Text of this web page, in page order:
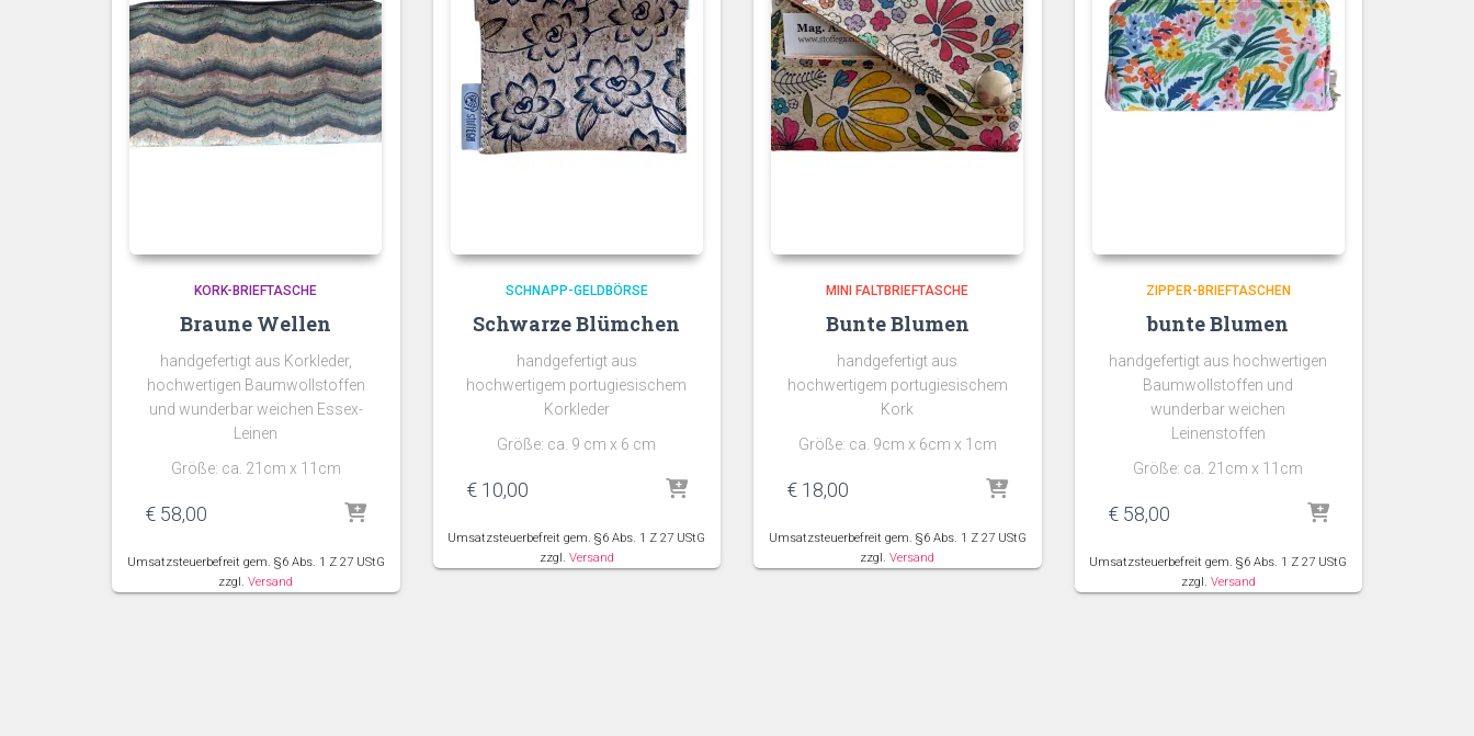
KORK-BRIEFTASCHE
Braune Wellen
handgefertigt aus Korkleder,
hochwertigen Baumwollstoffen
und wunderbar weichen Essex-
Leinen
Größe: ca. 21cm x 11cm
€ 58,00
Umsatzsteuerbefreit gem. §6 Abs. 1 Z 27 UStG
zzgl.Versand
SCHNAPP-GELDBÖRSE
Schwarze Blümchen
handgefertigt aus
hochwertigem portugiesischem
Korkleder
Größe: ca. 9 cm x 6 cm
€10,00
Umsatzsteuerbefreit gem. §6 Abs. 1 Z 27 UStG
zzgl. Versand
MINI FALTBRIEFTASCHE
Bunte Blumen
handgefertigt aus
hochwertigem portugiesischem
Kork
Größe: ca. 9cm x 6cm x 1cm
€ 18,00
Umsatzsteuerbefreit gem. §6 Abs. 1 Z 27 UStG
zzgl.Versand
ZIPPER-BRIEFTASCHEN
bunte Blumen
handgefertigt aus hochwertigen
Baumwollstoffen und
wunderbar weichen
Leinenstoffen
Größe: ca. 21cm x 11cm
€58,00
Umsatzsteuerbefreit gem. §6 Abs. 1 Z 27 UStG
zzgl. Versand